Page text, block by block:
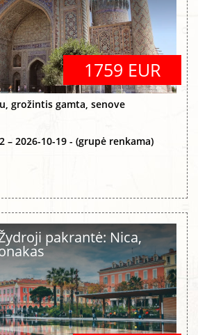
1759 EUR
grožintis gamta, senove
– 2026-10-19 - (grupė renkama)
pakrantė: Nica,